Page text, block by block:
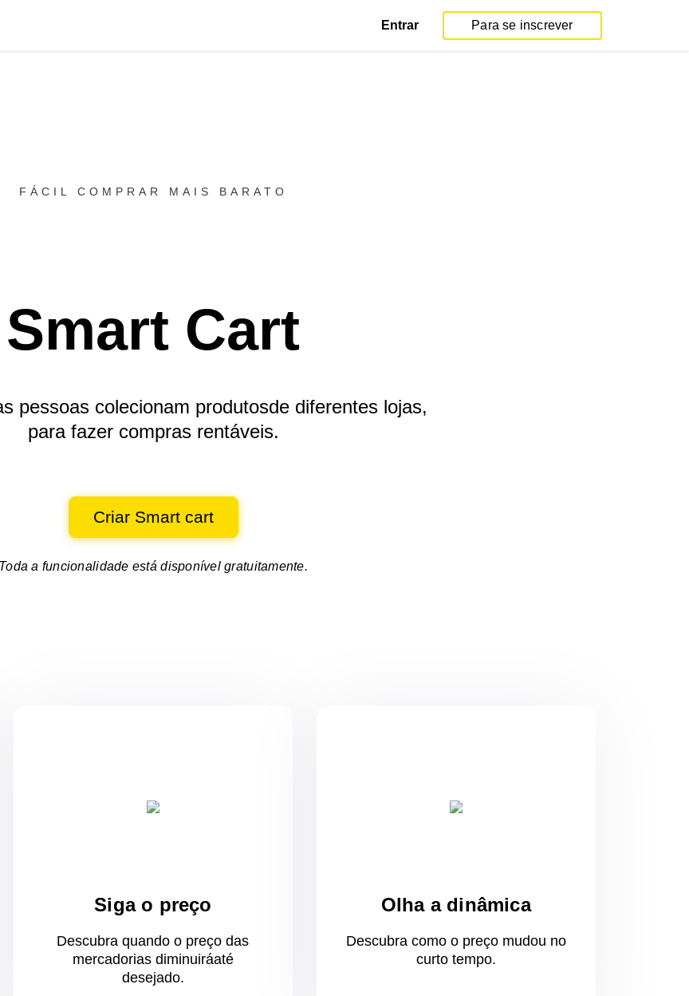
Entrar Para se inscrever
FÁCIL COMPRAR MAIS BARATO
Smart Cart
pessoas colecionam produtosde diferentes lojas,
para fazer compras rentáveis.
Criar Smart cart
Toda a funcionalidade está disponível gratuitamente.
Siga o preço
Descubra quando o preço das
mercadorias diminuiráaté
desejado.
Olha a dinâmica
Descubra como o preço mudou no
curtotempo.